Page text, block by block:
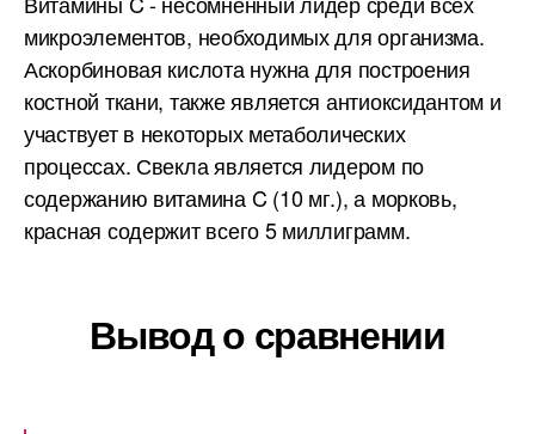
микроэлементов, необходимых для организма.
Аскорбиновая кислота нужна для построения
костной ткани, также является антиоксидантом и
участвует в некоторых метаболических
процессах. Свекла является лидером по
содержанию витамина C (10 мг.), а морковь,
красная содержит всего 5 миллиграмм.
Вывод о сравнении